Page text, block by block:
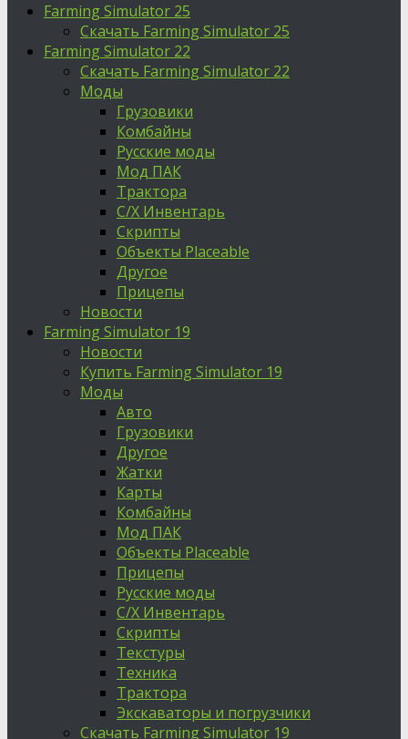
Farming Simulator 25
Скачать Farming Simulator 25
Farming Simulator 22
Скачать Farming Simulator 22
Моды
Грузовики
Комбайны
Русские моды
Мод ПАК
Трактора
С/Х Инвентарь
Скрипты
Объекты Placeable
Другое
Прицепы
Новости
Farming Simulator 19
Новости
Купить Farming Simulator 19
Моды
Авто
Грузовики
Другое
Жатки
Карты
Комбайны
Мод ПАК
Объекты Placeable
Прицепы
Русские моды
С/Х Инвентарь
Скрипты
Текстуры
Техника
Трактора
Экскаваторы и погрузчики
Скачать Farming Simulator 19